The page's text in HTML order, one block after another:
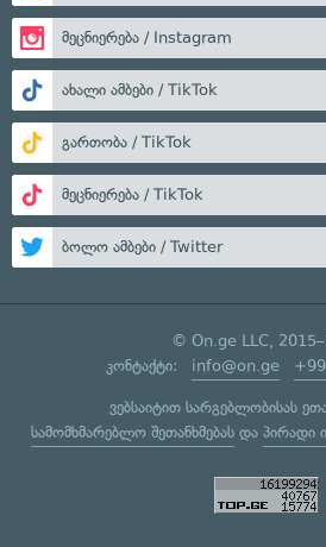
მეცნიერება / Instagram
ახალი ამბები / TikTok
გართობა / TikTok
მეცნიერება / TikTok
ბოლო ამბები / Twitter
© On.ge LLC,
კონტაქტი: info@on.ge
ვებსაიტით სარგებლობისას
სამომხმარებლო შეთანხმებასდა პირადი